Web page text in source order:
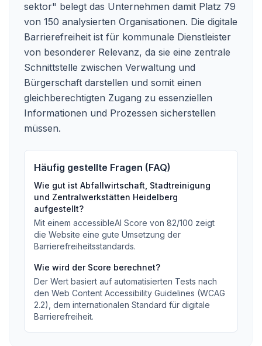
sektor" belegt das Unternehmen damit Platz 79
von 150 analysierten Organisationen. Die digitale
Barrierefreiheit ist für kommunale Dienstleister
von besonderer Relevanz, da sie eine zentrale
Schnittstelle zwischen Verwaltung und
Bürgerschaft darstellen und somit einen
gleichberechtigten Zugang zu essenziellen
Informationen und Prozessen sicherstellen
müssen.
Häufig gestellte Fragen (FAQ)
Wie gut ist Abfallwirtschaft, Stadtreinigung
und Zentralwerkstätten Heidelberg
aufgestellt?
Mit einem accessibleAI Score von 82/100 zeigt
die Website eine gute Umsetzung der
Barrierefreiheitsstandards.
Wie wird der Score berechnet?
Der Wert basiert auf automatisierten Tests nach
den Web Content Accessibility Guidelines (WCAG
2.2), dem internationalen Standard für digitale
Barrierefreiheit.